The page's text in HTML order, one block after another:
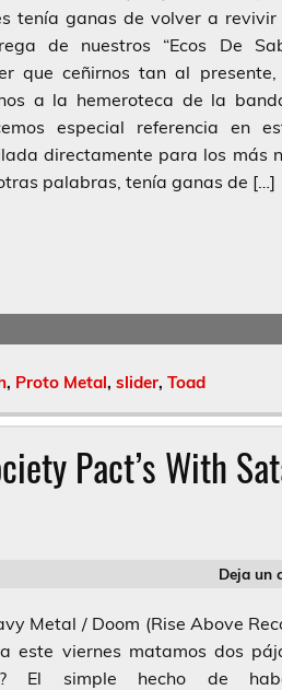
tenía ganas de volver a revivir
de nuestros “Ecos De
que ceñirnos tan al presente,
a la hemeroteca de la
especial referencia en
directamente para los más
palabras, tenía ganas de […]
, Proto Metal, slider, Toad
Pact’s With
Deja un
Metal / Doom (Rise Above
este viernes matamos dos
El simple hecho de